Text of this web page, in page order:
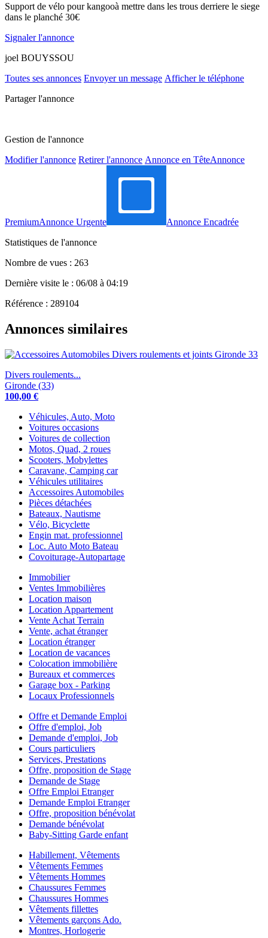
Support de vélo pour kangooà mettre dans les trous derriere le siege
dans le planché 30€
Signaler l'annonce
joel BOUYSSOU
Toutes ses annonces Envoyer un message Afficher le téléphone
Partager l'annonce
Gestion de l'annonce
Modifier l'annonce Retirer l'annonce Annonce en TêteAnnonce
PremiumAnnonce Urgente
Annonce Encadrée
Statistiques de l'annonce
Nombre de vues : 263
Dernière visite le : 06/08 à 04:19
Référence : 289104
Annonces similaires
Divers roulements...
Gironde (33)
100,00 €
Véhicules, Auto, Moto
Voitures occasions
Voitures de collection
Motos, Quad, 2 roues
Scooters, Mobylettes
Caravane, Camping car
Véhicules utilitaires
Accessoires Automobiles
Pièces détachées
Bateaux, Nautisme
Vélo, Bicyclette
Engin mat. professionnel
Loc. Auto Moto Bateau
Covoiturage-Autopartage
Immobilier
Ventes Immobilières
Location maison
Location Appartement
Vente Achat Terrain
Vente, achat étranger
Location étranger
Location de vacances
Colocation immobilière
Bureaux et commerces
Garage box - Parking
Locaux Professionnels
Offre et Demande Emploi
Offre d'emploi, Job
Demande d'emploi, Job
Cours particuliers
Services, Prestations
Offre, proposition de Stage
Demande de Stage
Offre Emploi Etranger
Demande Emploi Etranger
Offre, proposition bénévolat
Demande bénévolat
Baby-Sitting Garde enfant
Habillement, Vêtements
Vêtements Femmes
Vêtements Hommes
Chaussures Femmes
Chaussures Hommes
Vêtements fillettes
Vêtements garçons Ado.
Montres, Horlogerie